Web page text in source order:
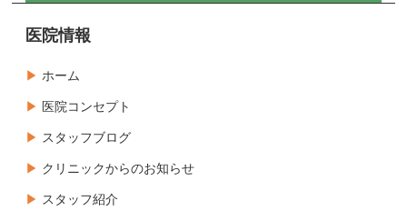
医院情報
ホーム
医院コンセプト
スタッフブログ
クリニックからのお知らせ
スタッフ紹介